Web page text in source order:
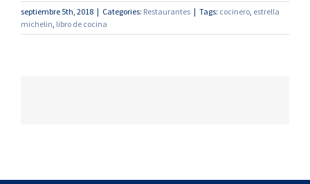
septiembre 5th, 2018 | Categories: Restaurantes | Tags: cocinero, estrella
michelin, libro de cocina